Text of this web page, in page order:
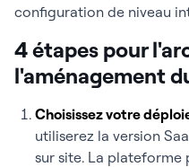
configuration de niveau
4 étapes pour
l'aménagement
Choisissez votre
utiliserez la version
sur site. La plateforme